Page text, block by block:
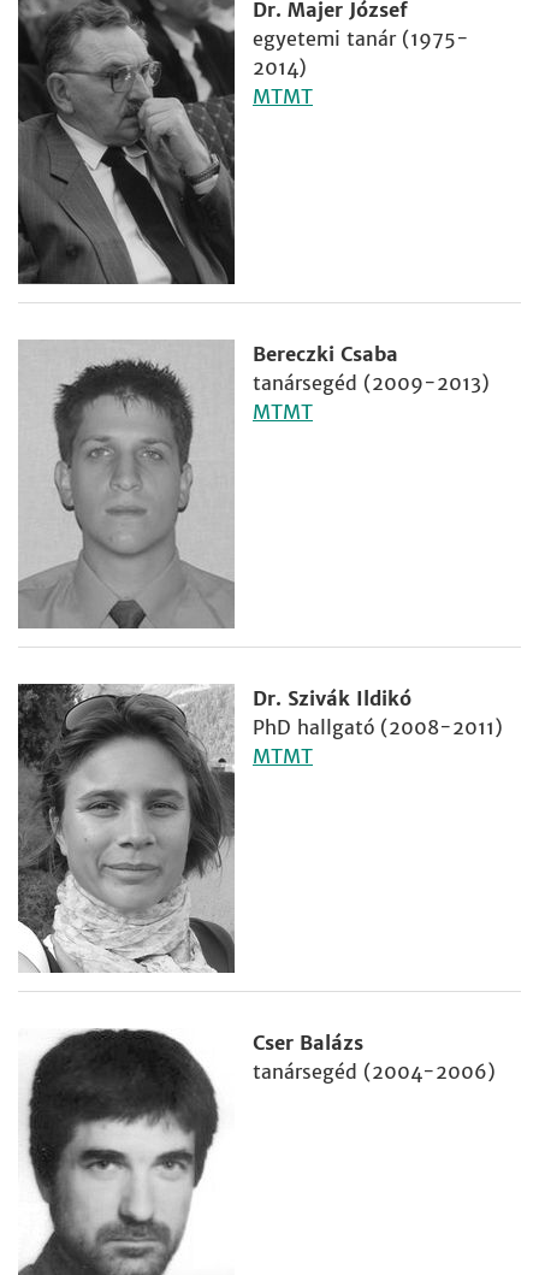
Dr. Majer József
egyetemi tanár (1975-
2014)
MTMT
Bereczki Csaba
tanársegéd (2009-2013)
MTMT
Dr. Szivák Ildikó
PhD hallgató (2008-2011)
MTMT
Cser Balázs
tanársegéd (2004-2006)